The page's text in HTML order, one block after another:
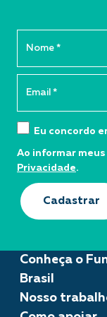
Conheça o
Brasil
Nosso
Eu concordo
Ao informar
Privacidade.
Cadastrar